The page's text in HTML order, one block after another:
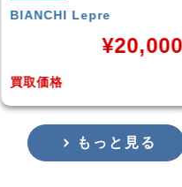
ternSURGE 2021年モデル
買取価格
¥
もっと見る